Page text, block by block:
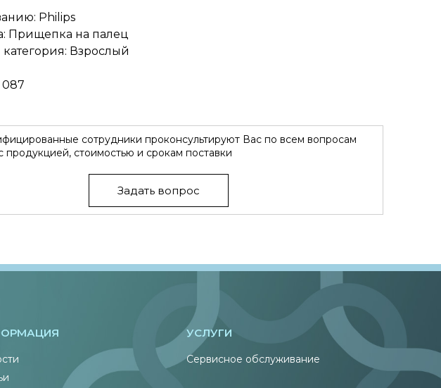
Philips
Прищепка на палец
категория: Взрослый
087
сотрудники проконсультируют Вас по всем вопросам
продукцией, стоимостью и срокам поставки
Задать вопрос
УСЛУГИ
Сервисное обслуживание